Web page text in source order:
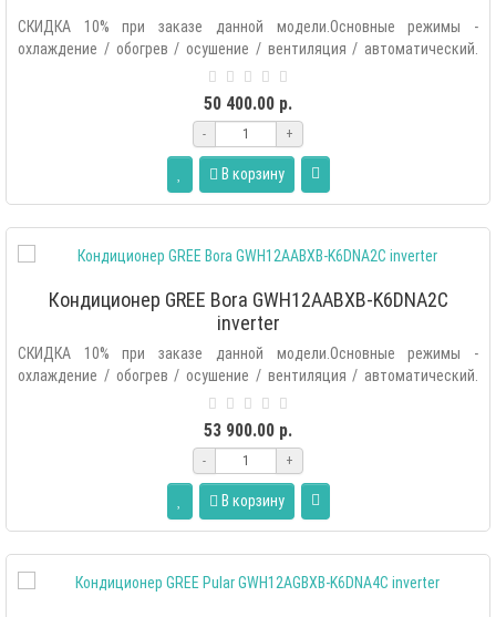
СКИДКА 10% при заказе данной модели.Основные режимы -
охлаждение / обогрев / осушение / вентиляция / автоматический.
50 400.00 р.
- +
В корзину
Кондиционер GREE Bora GWH12AABXB-K6DNA2C
inverter
СКИДКА 10% при заказе данной модели.Основные режимы -
охлаждение / обогрев / осушение / вентиляция / автоматический.
53 900.00 р.
- +
В корзину